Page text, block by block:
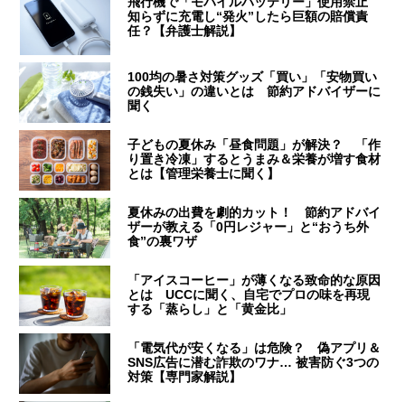
知らずに充電し“発火”したら巨額の賠償責
任？【弁護士解説】
100均の暑さ対策グッズ「買い」「安物買い
の銭失い」の違いとは 節約アドバイザーに
聞く
子どもの夏休み「昼食問題」が解決？ 「作
り置き冷凍」するとうまみ＆栄養が増す食材
とは【管理栄養士に聞く】
夏休みの出費を劇的カット！ 節約アドバイ
ザーが教える「0円レジャー」と“おうち外
食”の裏ワザ
「アイスコーヒー」が薄くなる致命的な原因
とは UCCに聞く、自宅でプロの味を再現
する「蒸らし」と「黄金比」
「電気代が安くなる」は危険？ 偽アプリ＆
SNS広告に潜む詐欺のワナ… 被害防ぐ3つの
対策【専門家解説】